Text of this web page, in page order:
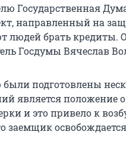
Государственная
направленный на
людей брать кредиты.
Госдумы Вячеслав
подготовлены
является положение
и это привело к
заемщик